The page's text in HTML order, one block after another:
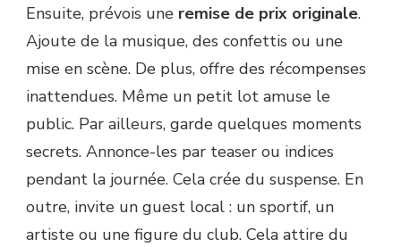
Ensuite, prévois une remise de prix originale.
Ajoute de la musique, des confettis ou une
mise en scène. De plus, offre des récompenses
inattendues. Même un petit lot amuse le
public. Par ailleurs, garde quelques moments
secrets. Annonce-les par teaser ou indices
pendant la journée. Cela crée du suspense. En
outre, invite un guest local : un sportif, un
artiste ou une figure du club. Cela attire du